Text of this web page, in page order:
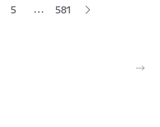
Lapa
5 … 581